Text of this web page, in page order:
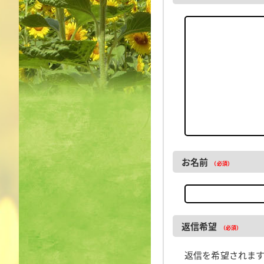
お名前 （必須）
返信希望 （必須）
返信を希望されま